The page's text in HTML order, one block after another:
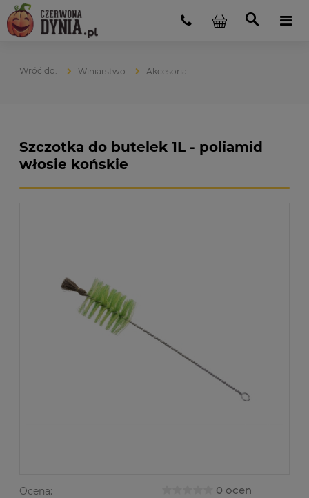
Winiarstwo Akcesoria
Szczotka do butelek 1L - poliamid
włosie końskie
Ocena: 0 ocen